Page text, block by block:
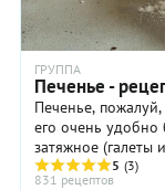
ГРУППА
Печенье -
Печенье,
его очень удобно брать
затяжное (галеты
5 (3)
831 рецептов